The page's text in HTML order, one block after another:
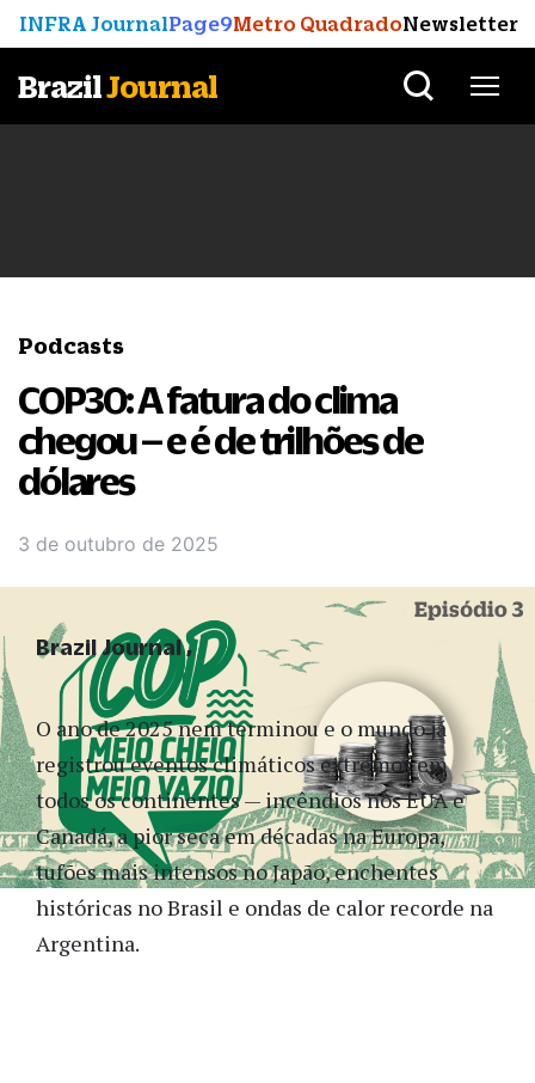
INFRA JournalPage9Metro QuadradoNewsletter
BrazilJournal
Podcasts
COP30: A fatura do clima
chegou – e é de trilhões de
dólares
3 de outubro de 2025
O ano de 2025 nem terminou e o mundo já
registrou eventos climáticos extremos em
todos os continentes — incêndios nos EUA e
Canadá, a pior seca em décadas na Europa,
tufões mais intensos no Japão, enchentes
históricas no Brasil e ondas de calor recorde na
Argentina.
Brazil Journal